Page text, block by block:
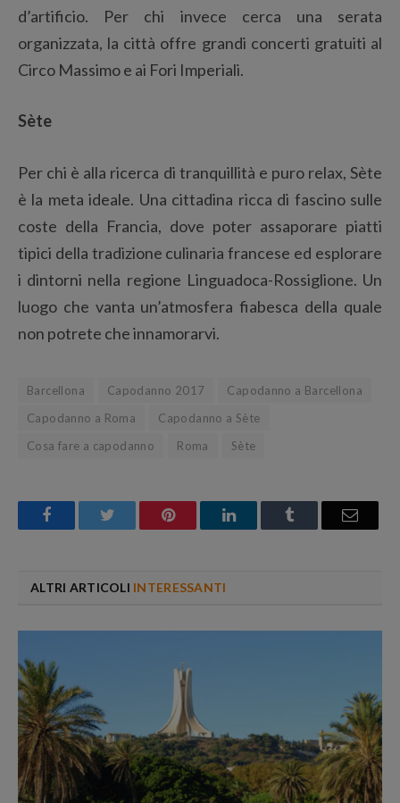
d’artificio. Per chi invece cerca una serata
organizzata, la città offre grandi concerti gratuiti al
Circo Massimo e ai Fori Imperiali.
Sète
Per chi è alla ricerca di tranquillità e puro relax, Sète
è la meta ideale. Una cittadina ricca di fascino sulle
coste della Francia, dove poter assaporare piatti
tipici della tradizione culinaria francese ed esplorare
i dintorni nella regione Linguadoca-Rossiglione. Un
luogo che vanta un’atmosfera fiabesca della quale
non potrete che innamorarvi.
Barcellona Capodanno 2017
Capodanno a Barcellona
Capodanno a Roma
Capodanno a Sète
Cosa fare a capodanno
Roma Sète
FacebookTwitter Pinterest LinkedInTumblr Email
ALTRI ARTICOLI INTERESSANTI